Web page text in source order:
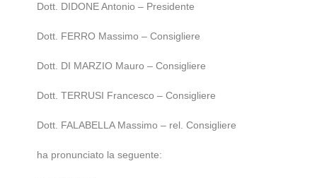
Dott. DIDONE Antonio – Presidente
Dott. FERRO Massimo – Consigliere
Dott. DI MARZIO Mauro – Consigliere
Dott. TERRUSI Francesco – Consigliere
Dott. FALABELLA Massimo – rel. Consigliere
ha pronunciato la seguente: